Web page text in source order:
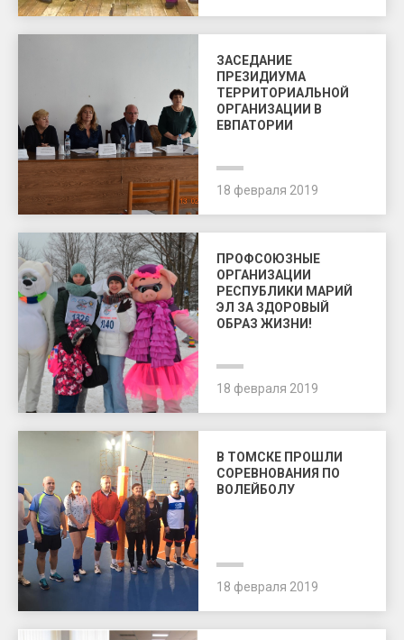
ЗАСЕДАНИЕ
ПРЕЗИДИУМА
ТЕРРИТОРИАЛЬНОЙ
ОРГАНИЗАЦИИ В
ЕВПАТОРИИ
18 февраля 2019
ПРОФСОЮЗНЫЕ
ОРГАНИЗАЦИИ
РЕСПУБЛИКИ МАРИЙ
ЭЛ ЗА ЗДОРОВЫЙ
ОБРАЗ ЖИЗНИ!
18 февраля 2019
В ТОМСКЕ ПРОШЛИ
СОРЕВНОВАНИЯ ПО
ВОЛЕЙБОЛУ
18 февраля 2019